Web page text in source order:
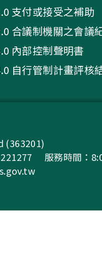
支付或接受之補助
合議制機關之會議
內部控制聲明書
自行管制計畫評核
(363201)
服務時間：